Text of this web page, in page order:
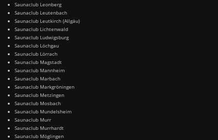
Saunaclub Leonberg
Saunaclub Leutenbach
Saunaclub Leutkirch (Allgäu)
Saunaclub Lichtenwald
Saunaclub Ludwigsburg
Saunaclub Löchgau
Saunaclub Lörrach
Saunaclub Magstadt
Saunaclub Mannheim
Saunaclub Marbach
Saunaclub Markgröningen
Saunaclub Metzingen
Saunaclub Mosbach
Saunaclub Mundelsheim
Saunaclub Murr
Saunaclub Murrhardt
Saunaclub Möglingen